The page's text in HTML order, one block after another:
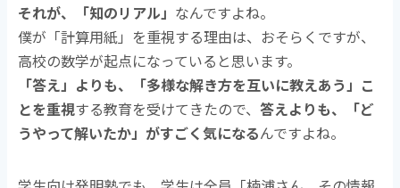
それが、「知のリアル」 なんですよね。
僕が「計算用紙」を重視する理由は、おそらくですが、
高校の数学が起点になっていると思います。
「答え」よりも、「多様な解き方を互いに教えあう」こ
とを重視する教育を受けてきたので、 答えよりも、「ど
うやって解いたか」がすごく気になるんですよね。